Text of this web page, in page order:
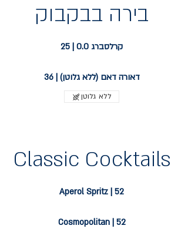
בירה בבקבוק
קרלסברג 0.0 | 25
דאורה דאם (ללא גלוטן) | 36
ללא גלוטן
Classic Cocktails
Aperol Spritz | 52
Cosmopolitan | 52